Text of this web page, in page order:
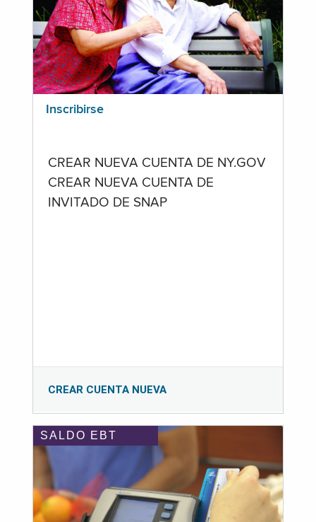
Inscribirse
CREAR NUEVA CUENTA DE NY.GOV
CREAR NUEVA CUENTA DE
INVITADO DE SNAP
CREAR CUENTA NUEVA
SALDO EBT